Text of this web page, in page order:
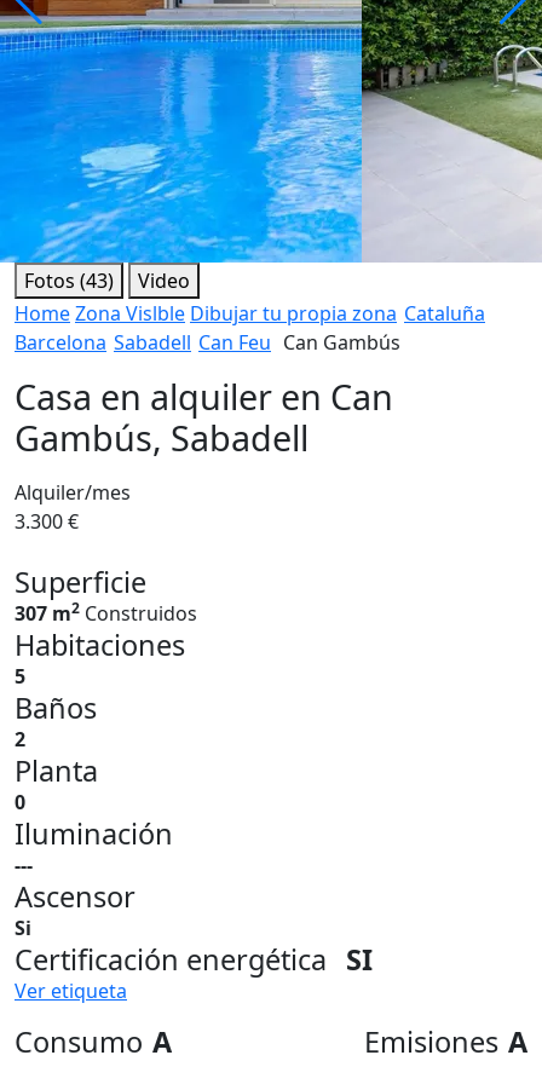
Fotos (43)
Video
HomeZona Vislble Dibujar tu propia zona Cataluña
Barcelona Sabadell Can Feu Can Gambús
Casa en alquiler en Can
Gambús, Sabadell
Alquiler/mes
3.300 €
Superficie
307 m2 Construidos
Habitaciones
5
Baños
2
Planta
0
Iluminación
---
Ascensor
Si
Certificación energética SI
Ver etiqueta
Consumo A Emisiones A